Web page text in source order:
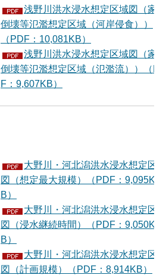
浅野川洪水浸水想定区域図（家屋
倒壊等氾濫想定区域（河岸侵食））
（PDF：10,081KB）
浅野川洪水浸水想定区域図（家屋
倒壊等氾濫想定区域（氾濫流））（PD
F：9,607KB）
大野川・河北潟洪水浸水想定区域
図（想定最大規模）（PDF：9,095K
B）
大野川・河北潟洪水浸水想定区域
図（浸水継続時間）（PDF：9,050K
B）
大野川・河北潟洪水浸水想定区域
図（計画規模）（PDF：8,914KB）